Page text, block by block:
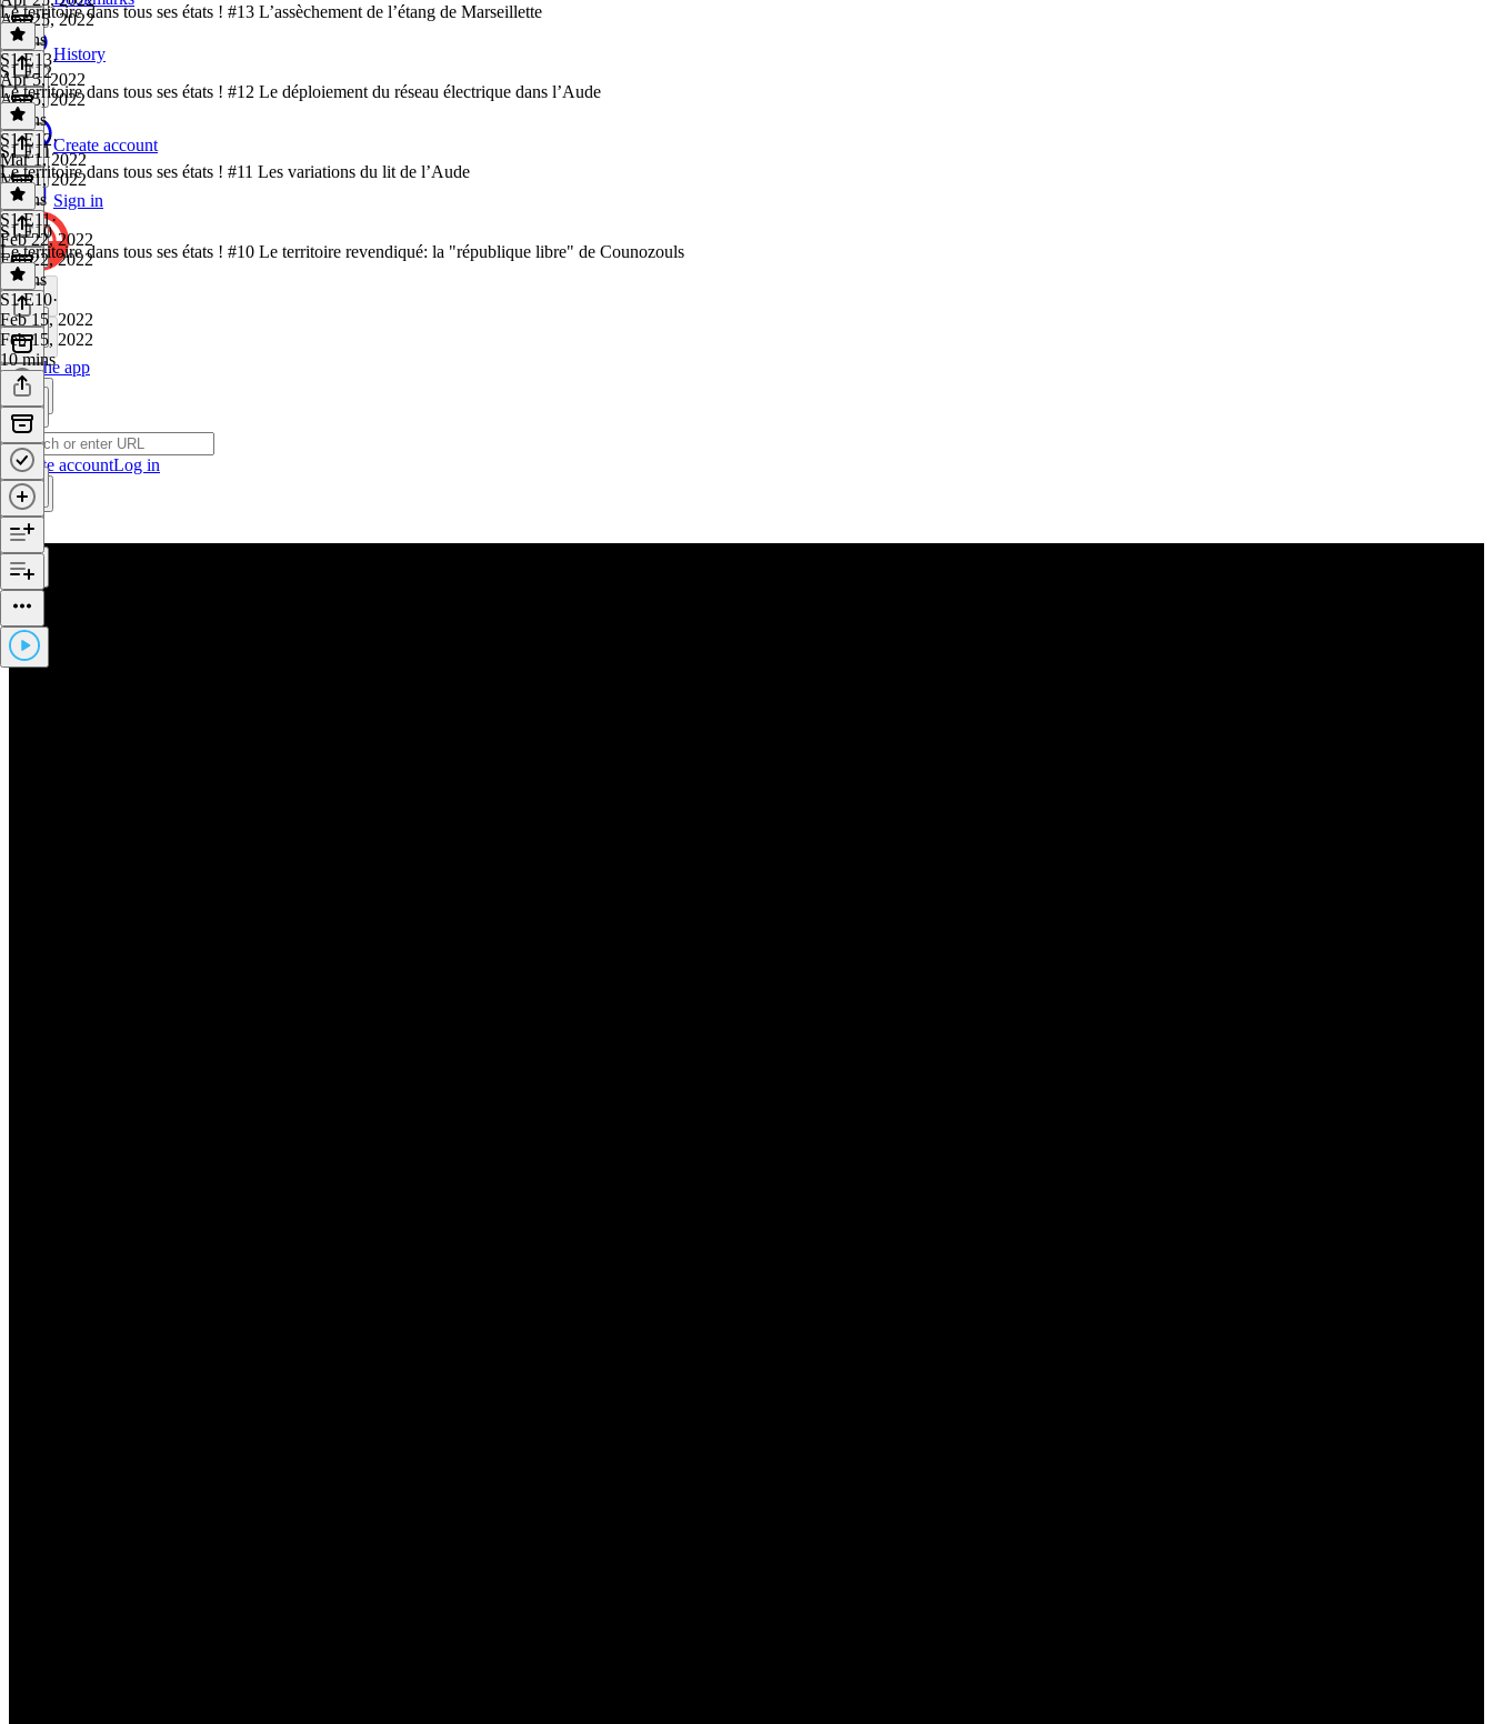
History
Create account
Sign in
Get the app
Create accountLog in
Apr 25, 2022
8 mins
Le territoire dans tous ses états ! #13 L’assèchement de l’étang de Marseillette
S1 E13·
Apr 5, 2022
Apr 5, 2022
6 mins
S1 E12
Le territoire dans tous ses états ! #12 Le déploiement du réseau électrique dans l’Aude
S1 E12·
Mar 1, 2022
Mar 1, 2022
9 mins
S1 E11
Le territoire dans tous ses états ! #11 Les variations du lit de l’Aude
S1 E11·
Feb 22, 2022
Feb 22, 2022
9 mins
S1 E10
Le territoire dans tous ses états ! #10 Le territoire revendiqué: la "république libre" de Counozouls
S1 E10·
Feb 15, 2022
Feb 15, 2022
10 mins